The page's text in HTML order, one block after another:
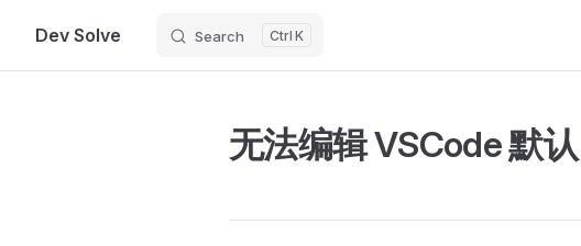
Skip to content
Dev Solve Search K
无法编辑 VSCode 默